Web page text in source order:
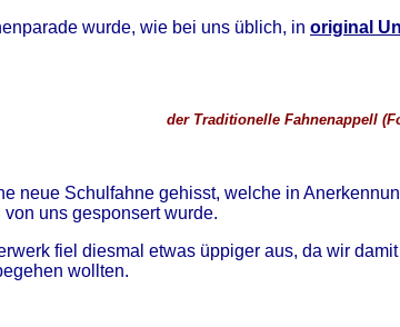
wurde, wie bei uns üblich, in original
der Traditionelle Fahnenappell
neue Schulfahne gehisst, welche in
uns gesponsert wurde.
fiel diesmal etwas üppiger aus, da wir
wollten.